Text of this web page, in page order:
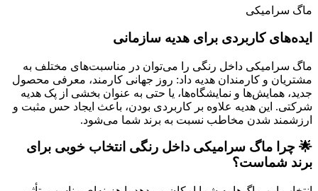
ماگ سرامیکی
ایده‌های کاربردی برای هدیه سازمانی
ماگ سرامیکی داخل رنگی را می‌توان در مناسبت‌های مختلف به
مشتریان و کارمندان هدیه داد: روز جهانی کارمند، معرفی محصول
جدید، همایش‌ها و نمایشگاه‌ها، یا حتی به عنوان بخشی از پک هدیه
شرکتی. این هدیه علاوه بر کاربردی بودن، باعث ایجاد حس مثبت و
ارزشمند شدن مخاطب نسبت به برند شما می‌شود.
🌟 چرا ماگ سرامیکی داخل رنگی انتخاب خوبی برای
برند شماست؟